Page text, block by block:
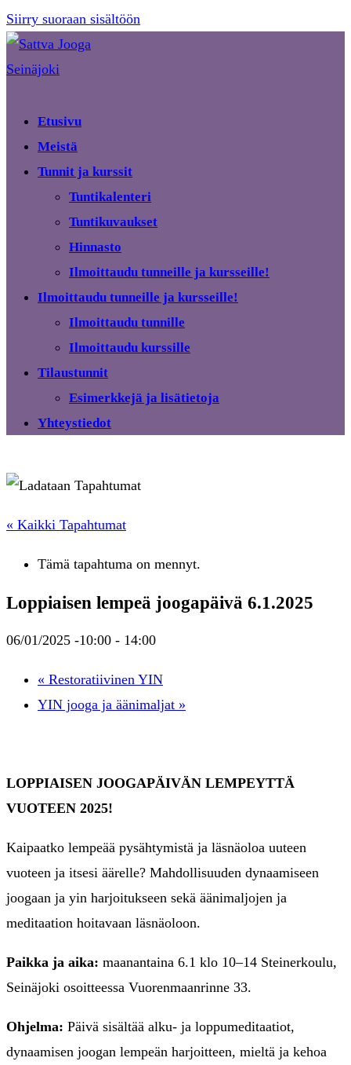
Siirry suoraan sisältöön
Etusivu
Meistä
Tunnit ja kurssit
Tuntikalenteri
Tuntikuvaukset
Hinnasto
Ilmoittaudu tunneille ja kursseille!
Ilmoittaudu tunneille ja kursseille!
Ilmoittaudu tunnille
Ilmoittaudu kurssille
Tilaustunnit
Esimerkkejä ja lisätietoja
Yhteystiedot
« Kaikki Tapahtumat
Tämä tapahtuma on mennyt.
Loppiaisen lempeä joogapäivä 6.1.2025
06/01/2025 -10:00 - 14:00
« Restoratiivinen YIN
YIN jooga ja äänimaljat »
LOPPIAISEN JOOGAPÄIVÄN LEMPEYTTÄ
VUOTEEN 2025!
Kaipaatko lempeää pysähtymistä ja läsnäoloa uuteen
vuoteen ja itsesi äärelle? Mahdollisuuden dynaamiseen
joogaan ja yin harjoitukseen sekä äänimaljojen ja
meditaation hoitavaan läsnäoloon.
Paikka ja aika: maanantaina 6.1 klo 10–14 Steinerkoulu,
Seinäjoki osoitteessa Vuorenmaanrinne 33.
Ohjelma: Päivä sisältää alku- ja loppumeditaatiot,
dynaamisen joogan lempeän harjoitteen, mieltä ja kehoa